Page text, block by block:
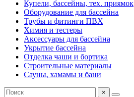
Купели, бассейны, тех. приямок
Оборудование для бассейна
Трубы и фитинги ПВХ
Химия и тестеры
Аксессуары для бассейна
Укрытие бассейна
Отделка чаши и бортика
Строительные материалы
Сауны, хамамы и бани
×